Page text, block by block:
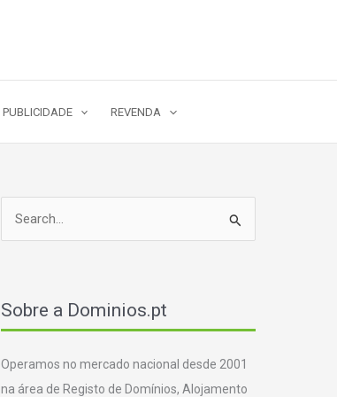
PUBLICIDADE REVENDA
c
f
Sobre a Dominios.pt
Operamos no mercado nacional desde 2001
na área de Registo de Domínios, Alojamento